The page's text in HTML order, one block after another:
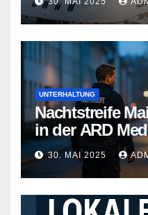
Wege
UNTERHALTUNG
Nachtstreife
in der ARD
30. MAI 2025